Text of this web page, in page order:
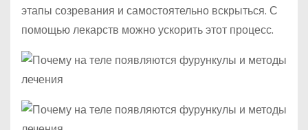
этапы созревания и самостоятельно вскрыться. С
помощью лекарств можно ускорить этот процесс.